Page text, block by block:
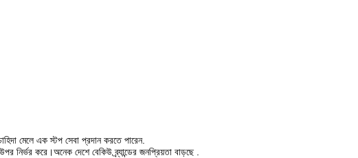
মেলে এক স্টপ সেবা প্রদান করতে পারেন.
নির্ভর করে।অনেক দেশে বেকিউ ব্র্যান্ডের জনপ্রিয়তা বাড়ছে .